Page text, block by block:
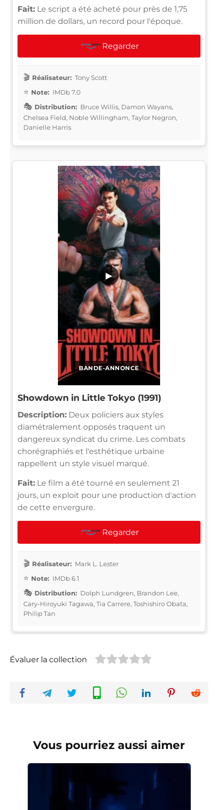
Fait: Le script a été acheté pour près de 1,75
million de dollars, un record pour l'époque.
Regarder
Réalisateur: Tony Scott
Note: IMDb 7.0
Distribution: Bruce Willis, Damon Wayans,
Chelsea Field, Noble Willingham, Taylor Negron,
Danielle Harris
BANDE-ANNONCE
▶
Showdown in Little Tokyo (1991)
Description: Deux policiers aux styles
diamétralement opposés traquent un
dangereux syndicat du crime. Les combats
chorégraphiés et l'esthétique urbaine
rappellent un style visuel marqué.
Fait: Le film a été tourné en seulement 21
jours, un exploit pour une production d'action
de cette envergure.
Regarder
Réalisateur: Mark L. Lester
Note: IMDb 6.1
Distribution: Dolph Lundgren, Brandon Lee,
Cary-Hiroyuki Tagawa, Tia Carrere, Toshishiro Obata,
Philip Tan
Évaluer la collection
Vous pourriez aussi aimer